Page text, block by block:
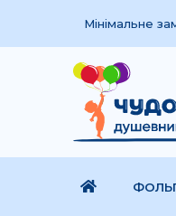
Мінімальне